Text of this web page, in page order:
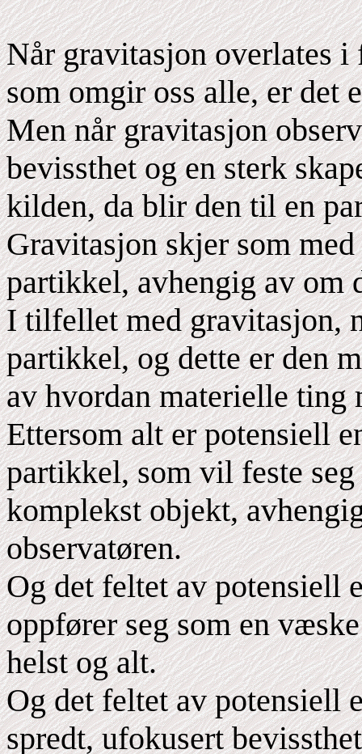
Når gravitasjon overlates
som omgir oss alle, er det
Men når gravitasjon
bevissthet og en sterk
kilden, da blir den til en
Gravitasjon skjer som
partikkel, avhengig av om
I tilfellet med gravitasjon,
partikkel, og dette er den
av hvordan materielle ting
Ettersom alt er potensiell
partikkel, som vil feste
komplekst objekt,
observatøren.
Og det feltet av potensiell
oppfører seg som en
helst og alt.
Og det feltet av potensiell
spredt, ufokusert